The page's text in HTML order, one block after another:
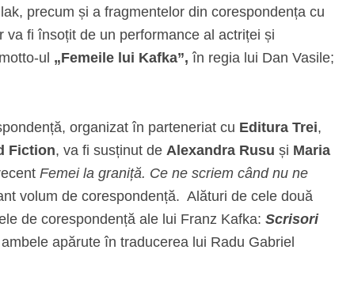
precum și a fragmentelor din corespondența cu
fi însoțit de un performance al actriței și
ul „Femeile lui Kafka”,în regia lui Dan Vasile;
organizat în parteneriat cu Editura Trei,
Fiction, va fi susținut de Alexandra Rusu și Maria
Femei la graniță. Ce ne scriem când nu ne
volum de corespondență. Alături de cele două
de corespondență ale lui Franz Kafka: Scrisori
apărute în traducerea lui Radu Gabriel